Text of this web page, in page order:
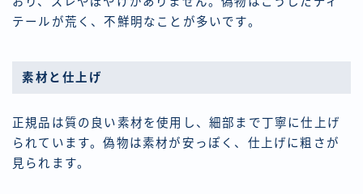
テールが荒く、不鮮明なことが多いです。
素材と仕上げ
正規品は質の良い素材を使用し、細部まで丁寧に仕上げ
られています。偽物は素材が安っぽく、仕上げに粗さが
見られます。